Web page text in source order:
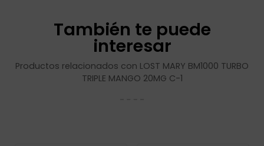
También te puede
interesar
Productos relacionados con LOST MARY BM1000 TURBO
TRIPLE MANGO 20MG C-1